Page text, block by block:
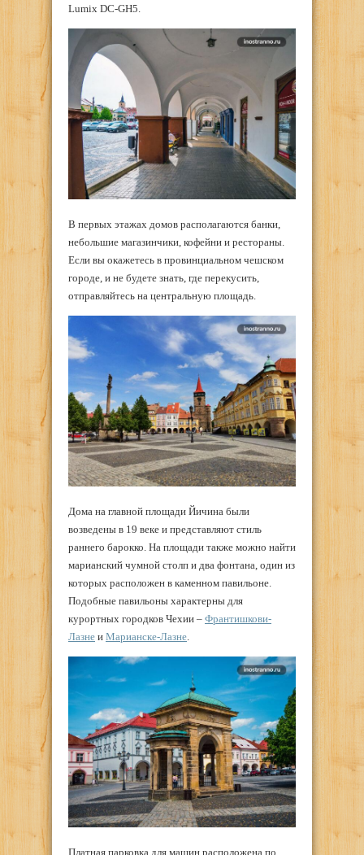
Lumix DC-GH5.
В первых этажах домов располагаются банки,
небольшие магазинчики, кофейни и рестораны.
Если вы окажетесь в провинциальном чешском
городе, и не будете знать, где перекусить,
отправляйтесь на центральную площадь.
Дома на главной площади Йичина были
возведены в 19 веке и представляют стиль
раннего барокко. На площади также можно найти
марианский чумной столп и два фонтана, один из
которых расположен в каменном павильоне.
Подобные павильоны характерны для
курортных городков Чехии – Франтишкови-
Лазне и Марианске-Лазне.
Платная парковка для машин расположена по